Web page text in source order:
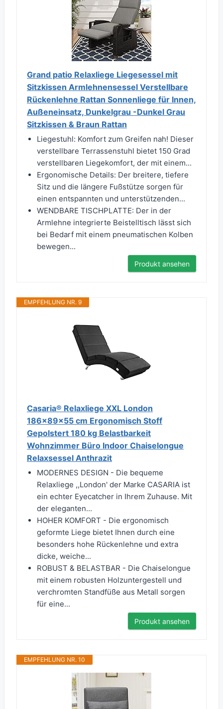
Grand patio Relaxliege Liegesessel mit
Sitzkissen Armlehnensessel Verstellbare
Rückenlehne Rattan Sonnenliege für Innen,
Außeneinsatz, Dunkelgrau -Dunkel Grau
Sitzkissen & Braun Rattan
Liegestuhl: Komfort zum Greifen nah! Dieser
verstellbare Terrassenstuhl bietet 150 Grad
verstellbaren Liegekomfort, der mit einem...
Ergonomische Details: Der breitere, tiefere
Sitz und die längere Fußstütze sorgen für
einen entspannten und unterstützenden...
WENDBARE TISCHPLATTE: Der in der
Armlehne integrierte Beistelltisch lässt sich
bei Bedarf mit einem pneumatischen Kolben
bewegen...
Produkt ansehen
EMPFEHLUNG NR. 9
Casaria® Relaxliege XXL London
186x89x55 cm Ergonomisch Stoff
Gepolstert 180 kg Belastbarkeit
Wohnzimmer Büro Indoor Chaiselongue
Relaxsessel Anthrazit
MODERNES DESIGN - Die bequeme
Relaxliege ,,London' der Marke CASARIA ist
ein echter Eyecatcher in Ihrem Zuhause. Mit
der eleganten...
HOHER KOMFORT - Die ergonomisch
geformte Liege bietet Ihnen durch eine
besonders hohe Rückenlehne und extra
dicke, weiche...
ROBUST & BELASTBAR - Die Chaiselongue
mit einem robusten Holzuntergestell und
verchromten Standfüße aus Metall sorgen
für eine...
Produkt ansehen
EMPFEHLUNG NR. 10